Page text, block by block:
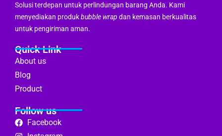
Solusi terdepan untuk perlindungan barang Anda. Kami
menyediakan produkbubble wrap dan kemasan berkualitas
untuk pengiriman aman.
Quick Link
About us
Blog
Product
Follow us
Facebook